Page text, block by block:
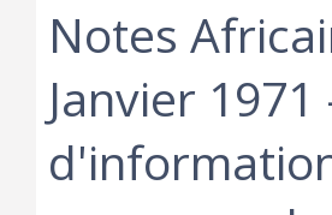
‎Notes
Janvier